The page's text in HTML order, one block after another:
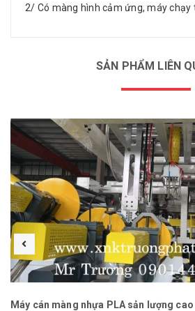
2/ Có màng hình cảm ứng, máy chạy
SẢN PHẨM LIÊN
Máy cán màng nhựa PLA sản lượng cao